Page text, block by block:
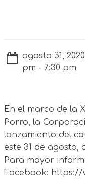
agosto 31,
pm - 7:30 pm
En el marco de la
Porro, la
lanzamiento del
este 31 de agosto,
Para mayor
Facebook: https://